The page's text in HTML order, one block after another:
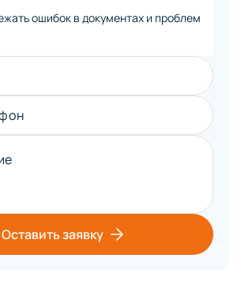
ошибок в документах и проблем
Оставить заявку